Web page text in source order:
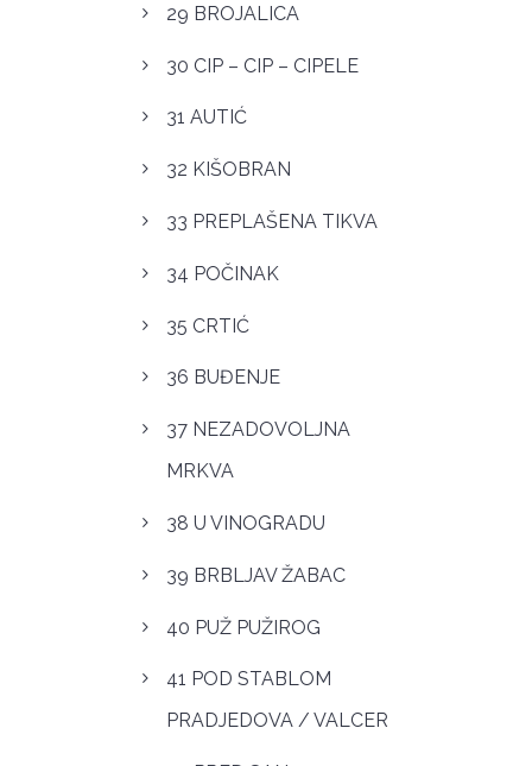
29 BROJALICA
30 CIP – CIP – CIPELE
31 AUTIĆ
32 KIŠOBRAN
33 PREPLAŠENA TIKVA
34 POČINAK
35 CRTIĆ
36 BUĐENJE
37 NEZADOVOLJNA
MRKVA
38 U VINOGRADU
39 BRBLJAV ŽABAC
40 PUŽ PUŽIROG
41 POD STABLOM
PRADJEDOVA / VALCER